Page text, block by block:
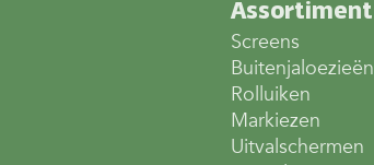
Assortiment
Screens
Buitenjaloezieën
Rolluiken
Markiezen
Uitvalschermen